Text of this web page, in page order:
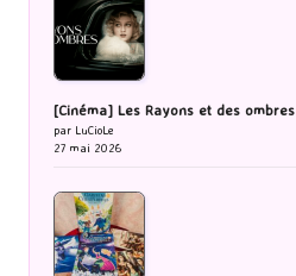
[Cinéma] Les Rayons et des ombres
par LuCioLe
27 mai 2026